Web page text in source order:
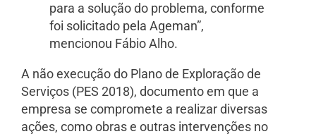
para a solução do problema, conforme
foi solicitado pela Ageman”,
mencionou Fábio Alho.
A não execução do Plano de Exploração de
Serviços (PES 2018), documento em que a
empresa se compromete a realizar diversas
ações, como obras e outras intervenções no